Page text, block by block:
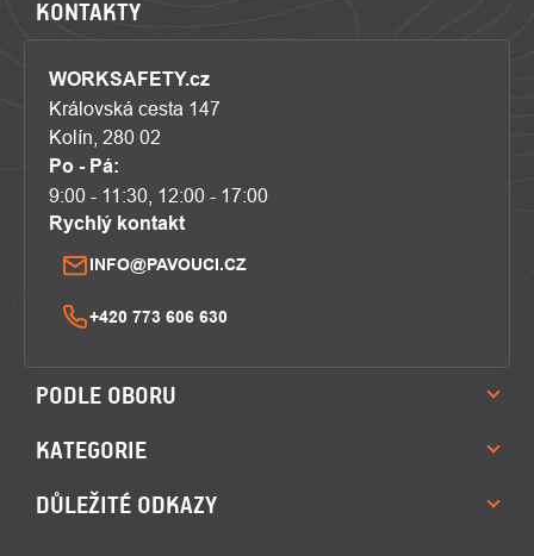
KONTAKTY
WORKSAFETY.cz
Královská cesta 147
Kolín, 280 02
Po - Pá:
9:00 - 11:30, 12:00 - 17:00
Rychlý kontakt
INFO@PAVOUCI.CZ
+420 773 606 630
PODLE OBORU
KATEGORIE
DŮLEŽITÉ ODKAZY